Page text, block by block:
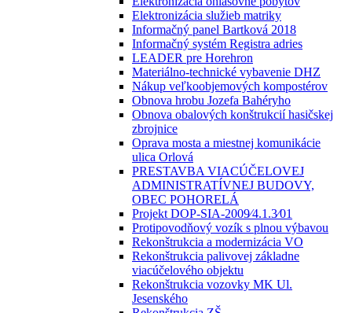
Elektronizácia služieb matriky
Informačný panel Bartková 2018
Informačný systém Registra adries
LEADER pre Horehron
Materiálno-technické vybavenie DHZ
Nákup veľkoobjemových kompostérov
Obnova hrobu Jozefa Bahéryho
Obnova obalových konštrukcií hasičskej
zbrojnice
Oprava mosta a miestnej komunikácie
ulica Orlová
PRESTAVBA VIACÚČELOVEJ
ADMINISTRATÍVNEJ BUDOVY,
OBEC POHORELÁ
Projekt DOP-SIA-2009⁄4.1.3⁄01
Protipovodňový vozík s plnou výbavou
Rekonštrukcia a modernizácia VO
Rekonštrukcia palivovej základne
viacúčelového objektu
Rekonštrukcia vozovky MK Ul.
Jesenského